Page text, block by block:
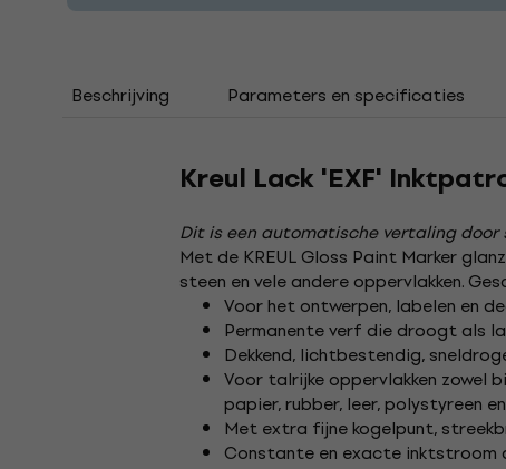
Beschrijving Parameters en specificaties
Kreul Lack 'EXF'
Dit is een automatische vertaling
Met de KREUL Gloss Paint Marker
steen en vele andere oppervlakken.
Voor het ontwerpen, labelen en
Permanente verf die droogt als
Dekkend, lichtbestendig,
Voor talrijke oppervlakken zowel
papier, rubber, leer, polystyreen
Met extra fijne kogelpunt,
Constante en exacte inktstroom